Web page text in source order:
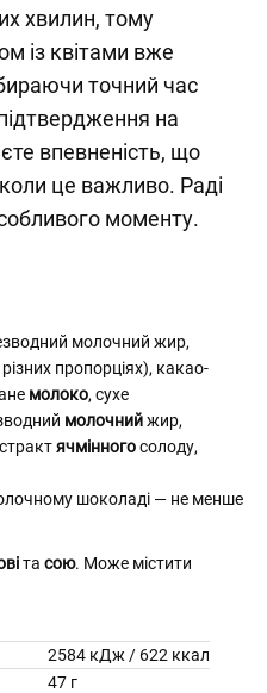
хвилин, тому
із квітами вже
точний час
на
впевненість, що
це важливо. Раді
моменту.
молочний жир,
пропорціях), какао-
молоко, сухе
молочнийжир,
ячмінногосолоду,
шоколаді — не менше
та сою. Може містити
2584 кДж / 622 ккал
47 г